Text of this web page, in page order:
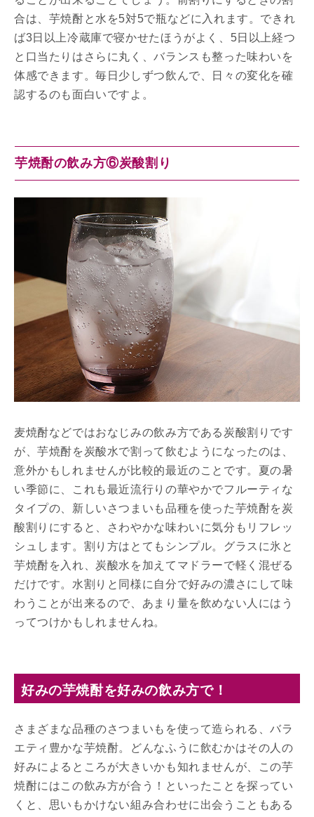
合は、芋焼酎と水を5対5で瓶などに入れます。できれ
ば3日以上冷蔵庫で寝かせたほうがよく、5日以上経つ
と口当たりはさらに丸く、バランスも整った味わいを
体感できます。毎日少しずつ飲んで、日々の変化を確
認するのも面白いですよ。
芋焼酎の飲み方⑥炭酸割り
麦焼酎などではおなじみの飲み方である炭酸割りです
が、芋焼酎を炭酸水で割って飲むようになったのは、
意外かもしれませんが比較的最近のことです。夏の暑
い季節に、これも最近流行りの華やかでフルーティな
タイプの、新しいさつまいも品種を使った芋焼酎を炭
酸割りにすると、さわやかな味わいに気分もリフレッ
シュします。割り方はとてもシンプル。グラスに氷と
芋焼酎を入れ、炭酸水を加えてマドラーで軽く混ぜる
だけです。水割りと同様に自分で好みの濃さにして味
わうことが出来るので、あまり量を飲めない人にはう
ってつけかもしれませんね。
好みの芋焼酎を好みの飲み方で！
さまざまな品種のさつまいもを使って造られる、バラ
エティ豊かな芋焼酎。どんなふうに飲むかはその人の
好みによるところが大きいかも知れませんが、この芋
焼酎にはこの飲み方が合う！といったことを探ってい
くと、思いもかけない組み合わせに出会うこともある